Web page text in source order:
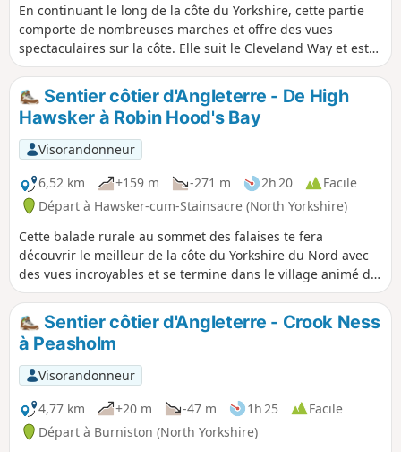
En continuant le long de la côte du Yorkshire, cette partie
comporte de nombreuses marches et offre des vues
spectaculaires sur la côte. Elle suit le Cleveland Way et est
clairement balisée.
Sentier côtier d'Angleterre - De High
Hawsker à Robin Hood's Bay
Visorandonneur
6,52 km
+159 m -271 m 2h 20
Facile
Départ à Hawsker-cum-Stainsacre (North Yorkshire)
Cette balade rurale au sommet des falaises te fera
découvrir le meilleur de la côte du Yorkshire du Nord avec
des vues incroyables et se termine dans le village animé de
Robin Hoods Bay, autrefois refuge des contrebandiers.
Sentier côtier d'Angleterre - Crook Ness
à Peasholm
Visorandonneur
4,77 km
+20 m -47 m 1h 25
Facile
Départ à Burniston (North Yorkshire)